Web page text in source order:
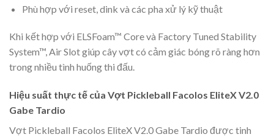
Phù hợp với reset, dink và các pha xử lý kỹ thuật
Khi kết hợp với ELSFoam™ Core và Factory Tuned Stability
System™, Air Slot giúp cây vợt có cảm giác bóng rõ ràng hơn
trong nhiều tình huống thi đấu.
Hiệu suất thực tế của Vợt Pickleball Facolos EliteX V2.0
Gabe Tardio
Vợt Pickleball Facolos EliteX V2.0 Gabe Tardio được tinh